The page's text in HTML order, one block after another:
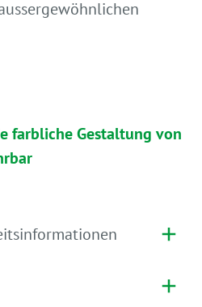
farbliche Gestaltung von